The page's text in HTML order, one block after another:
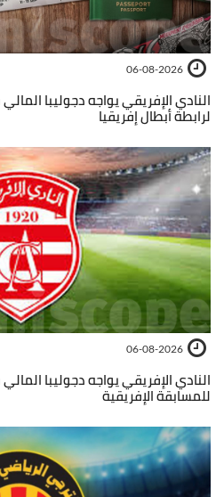
06-08-2026
النادي الإفريقي يواجه دجوليبا
لرابطة أبطال إفريقيا
06-08-2026
النادي الإفريقي يواجه دجوليبا
للمسابقة الإفريقية